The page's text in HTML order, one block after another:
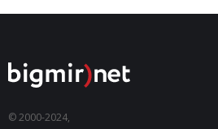
© 2000-2024,